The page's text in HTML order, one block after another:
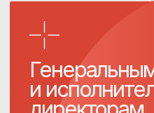
и новым проектам
Основателям бизнеса,
важно изначально
правильную
бизнес-модель компании.